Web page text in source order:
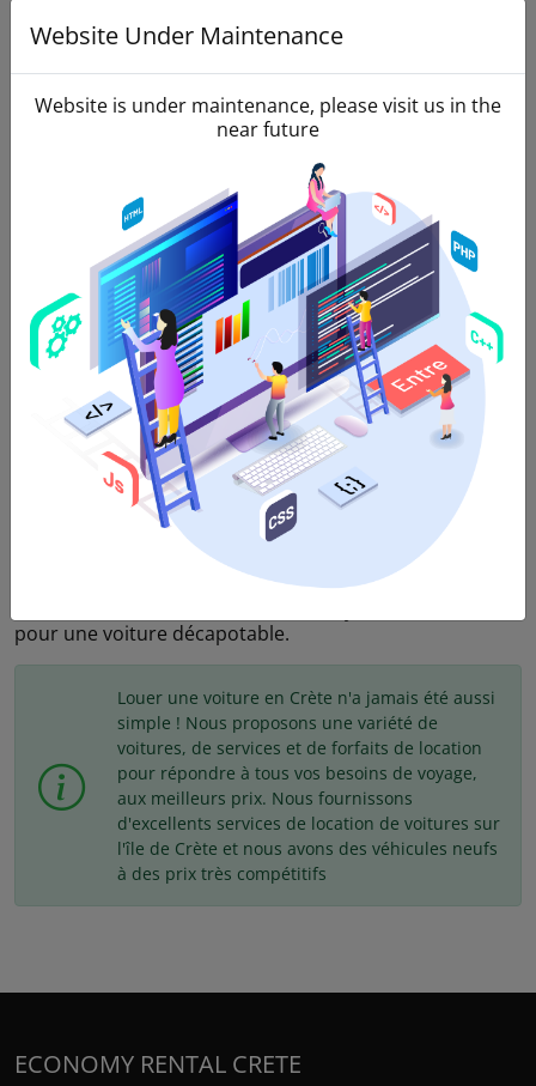
4Portes,4Passagères,2 Valises,Transmission
Automatique,Essence,AC, Bluetooth,USB
Nous proposons des véhicules de catégorie cabriolet à
des prix incroyables à Héraklion en Crète. Louez une
voiture à Héraklion via Economy Rental Crète et profitez
de services complets et d'une tranquillité d'esprit. La
catégorie cabriolet comprend les voitures avec des
moteurs de taille moyenne et grande 1200-1400cc et
1600cc qui sont recommandées pour jusqu'à 4
passagers et pour 1-2 bagages. C'est la catégorie la plus
amusante et la plus belle expérience de location de
pour une voiture décapotable.
Louer une voiture en Crète n'a jamais été aussi
simple ! Nous proposons une variété de
voitures, de services et de forfaits de location
pour répondre à tous vos besoins de voyage,
aux meilleurs prix. Nous fournissons
d'excellents services de location de voitures sur
l'île de Crète et nous avons des véhicules neufs
à des prix très compétitifs
ECONOMY RENTAL CRETE
Website Under Maintenance
Website is under maintenance, please visit us in the
near future